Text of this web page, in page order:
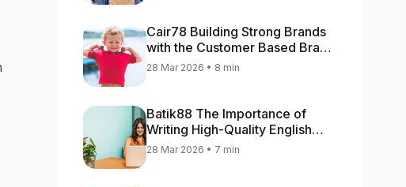
Cair78 Building Strong Brands
with the Customer Based Brand
Equity (CBBE) Model
28 Mar 2026 • 8 min
Batik88 The Importance of
Writing High-Quality English
Content
28 Mar 2026 • 7 min